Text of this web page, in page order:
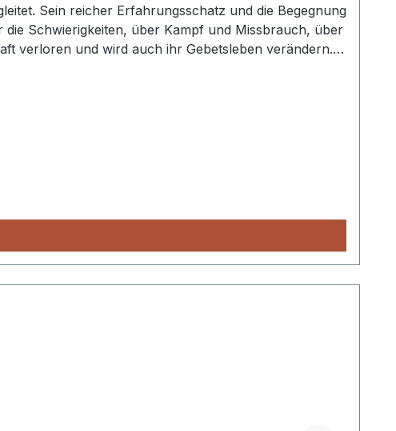
Sein reicher Erfahrungsschatz und die Begegnung
Schwierigkeiten, über Kampf und Missbrauch, über
verloren und wird auch ihr Gebetsleben verändern.